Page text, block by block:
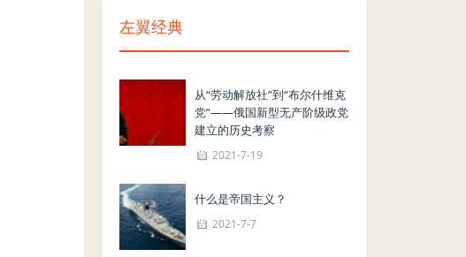
左翼经典
从“劳动解放社”到“布尔什维克
党”——俄国新型无产阶级政党
建立的历史考察
2021-7-19
什么是帝国主义？
2021-7-7